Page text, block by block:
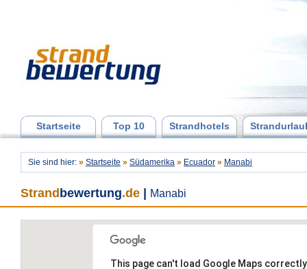
Startseite Top 10 Strandhotels
Sie sind hier: » Startseite » Südamerika » Ecuador » Manabi
Strand bewertung.de Manabi
This page can't load Google Maps